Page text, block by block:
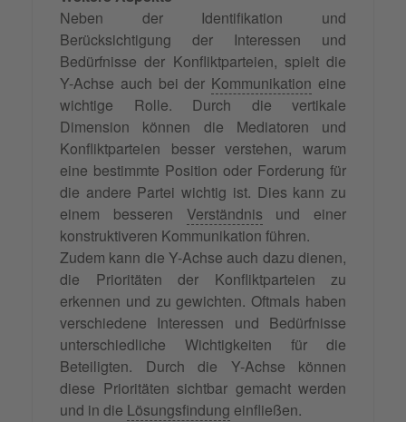
Neben der Identifikation und
Berücksichtigung der Interessen und
Bedürfnisse der Konfliktparteien, spielt die
Y-Achse auch bei der Kommunikation eine
wichtige Rolle. Durch die vertikale
Dimension können die Mediatoren und
Konfliktparteien besser verstehen, warum
eine bestimmte Position oder Forderung für
die andere Partei wichtig ist. Dies kann zu
einem besseren Verständnis und einer
konstruktiveren Kommunikation führen.
Zudem kann die Y-Achse auch dazu dienen,
die Prioritäten der Konfliktparteien zu
erkennen und zu gewichten. Oftmals haben
verschiedene Interessen und Bedürfnisse
unterschiedliche Wichtigkeiten für die
Beteiligten. Durch die Y-Achse können
diese Prioritäten sichtbar gemacht werden
und in die Lösungsfindung einfließen.